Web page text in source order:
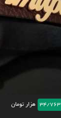
34/763 هزار تومان